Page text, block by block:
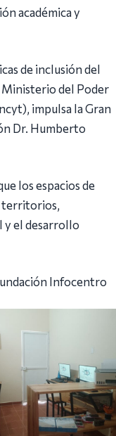
académica y
de inclusión del
Ministerio del Poder
impulsa la Gran
Dr. Humberto
los espacios de
territorios,
y el desarrollo
Infocentro